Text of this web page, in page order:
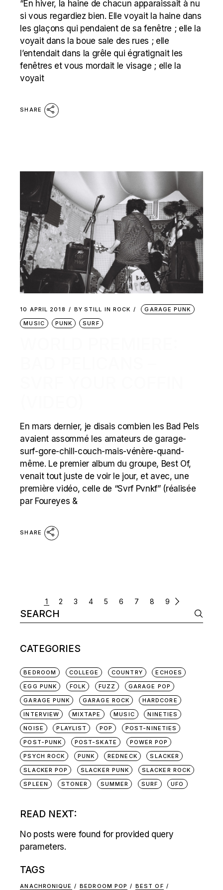
“En hiver, la haine de chacun apparaissait à nu
si vous regardiez bien. Elle voyait la haine dans
les glaçons qui pendaient de sa fenêtre ; elle la
voyait dans la boue sale des rues ; elle
l’entendait dans la grêle qui égratignait les
fenêtres et vous mordait le visage ; elle la
voyait
SHARE
10 APRIL 2018 BY STILL IN ROCK
GARAGE PUNK
MUSIC
PUNK SURF
En mars dernier, je disais combien les Bad Pels
avaient assommé les amateurs de garage-
surf-gore-chill-couch-mais-vénère-quand-
même. Le premier album du groupe, Best Of,
venait tout juste de voir le jour, et avec, une
première vidéo, celle de “Svrf Pvnkf” (réalisée
par Foureyes &
SHARE
POSTS
NAVIGATION
1 2 3 4 5 6 7 8 9
Search
for:
CATEGORIES
BEDROOM COLLEGE COUNTRY
ECHOES
EGG PUNK
FOLK FUZZ
GARAGE POP
GARAGE PUNK
GARAGE ROCK
HARDCORE
INTERVIEW
MIXTAPE MUSIC
NINETIES
NOISE
PLAYLIST POP
POST-NINETIES
POST-PUNK
POST-SKATE
POWER POP
PSYCH ROCK
PUNK REDNECK
SLACKER
SLACKER POP
SLACKER PUNK
SLACKER ROCK
SPLEEN
STONER SUMMER SURF UFO
READ NEXT:
No posts were found for provided query
parameters.
TAGS
ANACHRONIQUE BEDROOM POP
BEST OF